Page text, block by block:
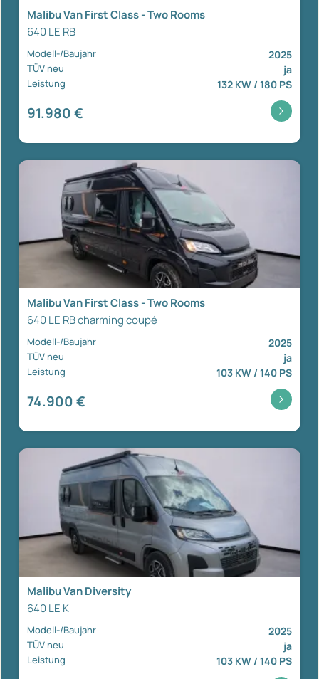
Malibu Van First Class - Two Rooms
640 LE RB
Modell-/Baujahr 2025
TÜV neu ja
Leistung 132 KW / 180 PS
91.980 €
Malibu Van First Class - Two Rooms
640 LE RB charming coupé
Modell-/Baujahr 2025
TÜV neu ja
Leistung 103 KW / 140 PS
74.900 €
Malibu Van Diversity
640 LE K
Modell-/Baujahr 2025
TÜV neu ja
Leistung 103 KW / 140 PS